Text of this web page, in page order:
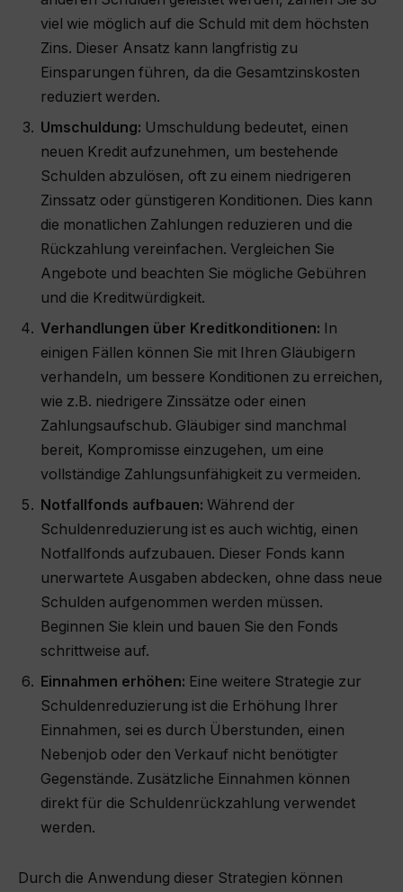
viel wie möglich auf die Schuld mit dem höchsten
Zins. Dieser Ansatz kann langfristig zu
Einsparungen führen, da die Gesamtzinskosten
reduziert werden.
Umschuldung: Umschuldung bedeutet, einen
neuen Kredit aufzunehmen, um bestehende
Schulden abzulösen, oft zu einem niedrigeren
Zinssatz oder günstigeren Konditionen. Dies kann
die monatlichen Zahlungen reduzieren und die
Rückzahlung vereinfachen. Vergleichen Sie
Angebote und beachten Sie mögliche Gebühren
und die Kreditwürdigkeit.
Verhandlungen über Kreditkonditionen: In
einigen Fällen können Sie mit Ihren Gläubigern
verhandeln, um bessere Konditionen zu erreichen,
wie z.B. niedrigere Zinssätze oder einen
Zahlungsaufschub. Gläubiger sind manchmal
bereit, Kompromisse einzugehen, um eine
vollständige Zahlungsunfähigkeit zu vermeiden.
Notfallfonds aufbauen: Während der
Schuldenreduzierung ist es auch wichtig, einen
Notfallfonds aufzubauen. Dieser Fonds kann
unerwartete Ausgaben abdecken, ohne dass neue
Schulden aufgenommen werden müssen.
Beginnen Sie klein und bauen Sie den Fonds
schrittweise auf.
Einnahmen erhöhen: Eine weitere Strategie zur
Schuldenreduzierung ist die Erhöhung Ihrer
Einnahmen, sei es durch Überstunden, einen
Nebenjob oder den Verkauf nicht benötigter
Gegenstände. Zusätzliche Einnahmen können
direkt für die Schuldenrückzahlung verwendet
werden.
Durch die Anwendung dieser Strategien können